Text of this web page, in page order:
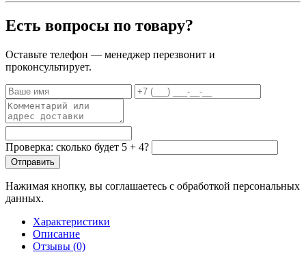
Есть вопросы по товару?
Оставьте телефон — менеджер перезвонит и
проконсультирует.
Проверка: сколько будет 5 + 4?
Отправить
Нажимая кнопку, вы соглашаетесь с обработкой персональных
данных.
Характеристики
Описание
Отзывы (0)